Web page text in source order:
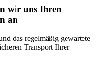
wir uns Ihren
an
das regelmäßig gewartete
Transport Ihrer